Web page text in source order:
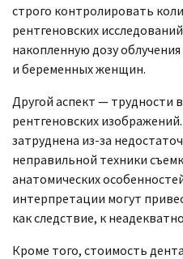
строго контролировать
рентгеновских
накопленную дозу
и беременных женщин.
Другой аспект — трудности
рентгеновских
затруднена из-за
неправильной техники
анатомических
интерпретации могут
как следствие, к
Кроме того, стоимость